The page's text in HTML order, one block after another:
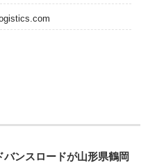
バンスロードが山形県鶴岡